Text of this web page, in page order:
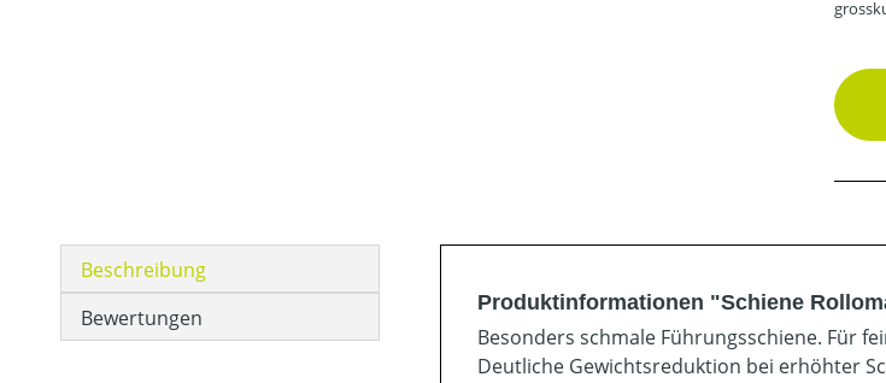
Beschreibung
Bewertungen
Produktinformationen "Schiene
Besonders schmale Führungsschiene. Für
Deutliche Gewichtsreduktion bei erhöhter